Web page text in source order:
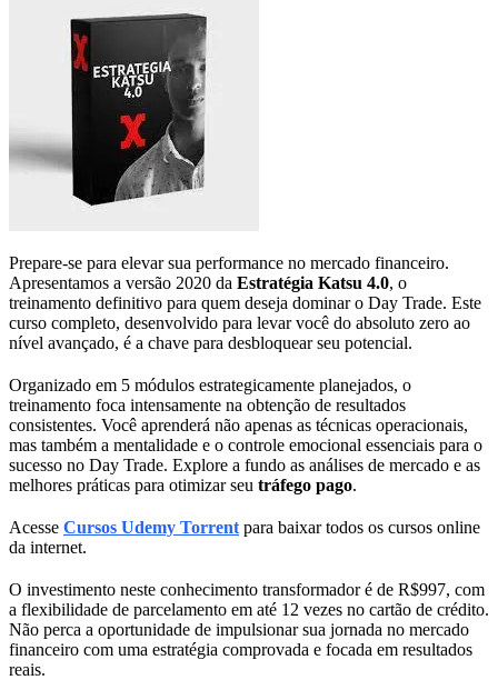
Prepare-se para elevar sua performance no mercado financeiro.
Apresentamos a versão 2020 da Estratégia Katsu 4.0, o
treinamento definitivo para quem deseja dominar o Day Trade. Este
curso completo, desenvolvido para levar você do absoluto zero ao
nível avançado, é a chave para desbloquear seu potencial.
Organizado em 5 módulos estrategicamente planejados, o
treinamento foca intensamente na obtenção de resultados
consistentes. Você aprenderá não apenas as técnicas operacionais,
mas também a mentalidade e o controle emocional essenciais para o
sucesso no Day Trade. Explore a fundo as análises de mercado e as
melhores práticas para otimizar seu tráfego pago.
Acesse Cursos Udemy Torrent para baixar todos os cursos online
da internet.
O investimento neste conhecimento transformador é de R$997, com
a flexibilidade de parcelamento em até 12 vezes no cartão de crédito.
Não perca a oportunidade de impulsionar sua jornada no mercado
financeiro com uma estratégia comprovada e focada em resultados
reais.